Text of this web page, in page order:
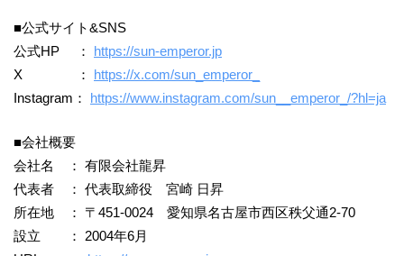
■公式サイト&SNS
公式HP ： https://sun-emperor.jp
X ： https://x.com/sun_emperor_
Instagram： https://www.instagram.com/sun__emperor_/?hl=ja
■会社概要
会社名 ： 有限会社龍昇
代表者 ： 代表取締役 宮崎 日昇
所在地 ： 〒451-0024 愛知県名古屋市西区秩父通2-70
設立 ： 2004年6月